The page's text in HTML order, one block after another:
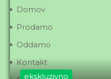
ekskluzivno
Domov
Prodamo
Oddamo
Kontakt